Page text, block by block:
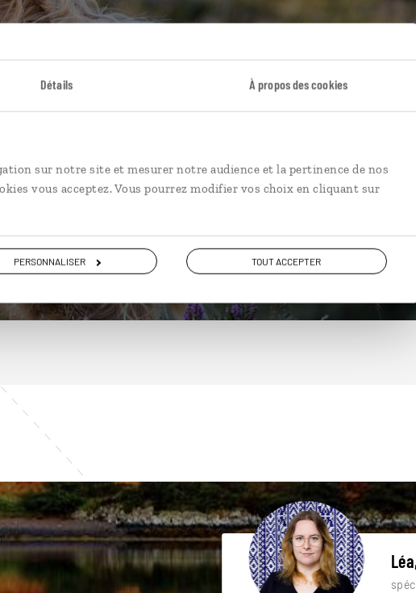
Détails À propos des cookies
sur notre site et mesurer notre audience et la pertinence de nos
vous acceptez. Vous pourrez modifier vos choix en cliquant sur
PERSONNALISER TOUT ACCEPTER
14 idées de voyage